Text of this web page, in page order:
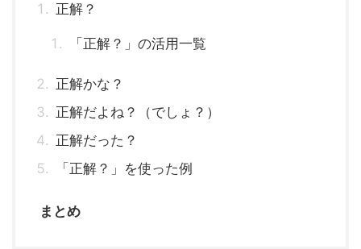
正解？
「正解？」の活用一覧
正解かな？
正解だよね？（でしょ？）
正解だった？
「正解？」を使った例
まとめ